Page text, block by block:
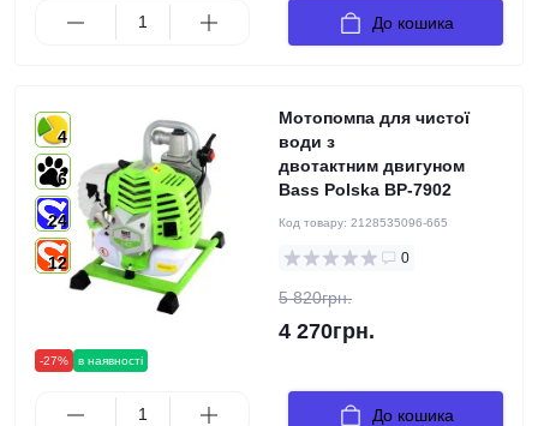
До кошика
-27% в наявності
4
6
24
12
Мотопомпа для чистої
води з
двотактним двигуном
Bass Polska BP-7902
Код товару: 2128535096-665
0
5 820грн.
4 270грн.
До кошика